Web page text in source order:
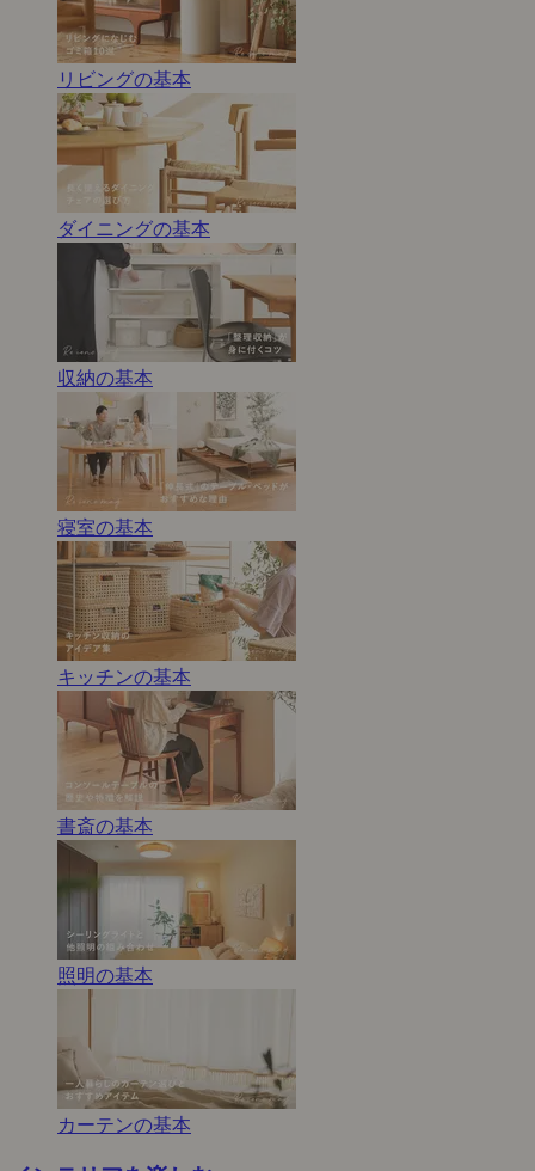
リビングの基本
ダイニングの基本
収納の基本
寝室の基本
キッチンの基本
書斎の基本
照明の基本
カーテンの基本